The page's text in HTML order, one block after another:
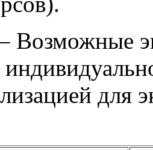
Возможные
для